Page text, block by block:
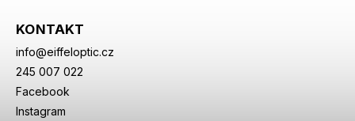
KONTAKT
info@eiffeloptic.cz
245 007 022
Facebook
Instagram